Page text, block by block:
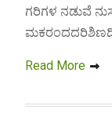
ಗರಿಗಳ ನಡುವೆ
Read More